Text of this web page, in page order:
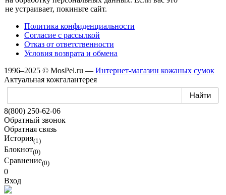
не устраивает, покиньте сайт.
Политика конфиденциальности
Согласие с рассылкой
Отказ от ответственности
Условия возврата и обмена
1996–2025 © MosPel.ru — Интернет-магазин кожаных сумок
Актуальная кожгалантерея
8(800) 250-62-06
Обратный звонок
Обратная связь
История(1)
Блокнот(0)
Сравнение(0)
0
Вход